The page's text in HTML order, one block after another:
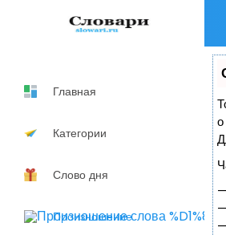
Главная
Категории
Слово дня
Произношение
—
—
—